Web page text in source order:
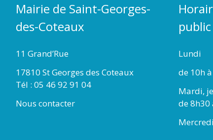
Mairie de Saint-Georges-
des-Coteaux
11 Grand’Rue
17810 St Georges des Coteaux
Tél : 05 46 92 91 04
Nous contacter
public
Lundi
de 10h
Mardi,
de 8h30